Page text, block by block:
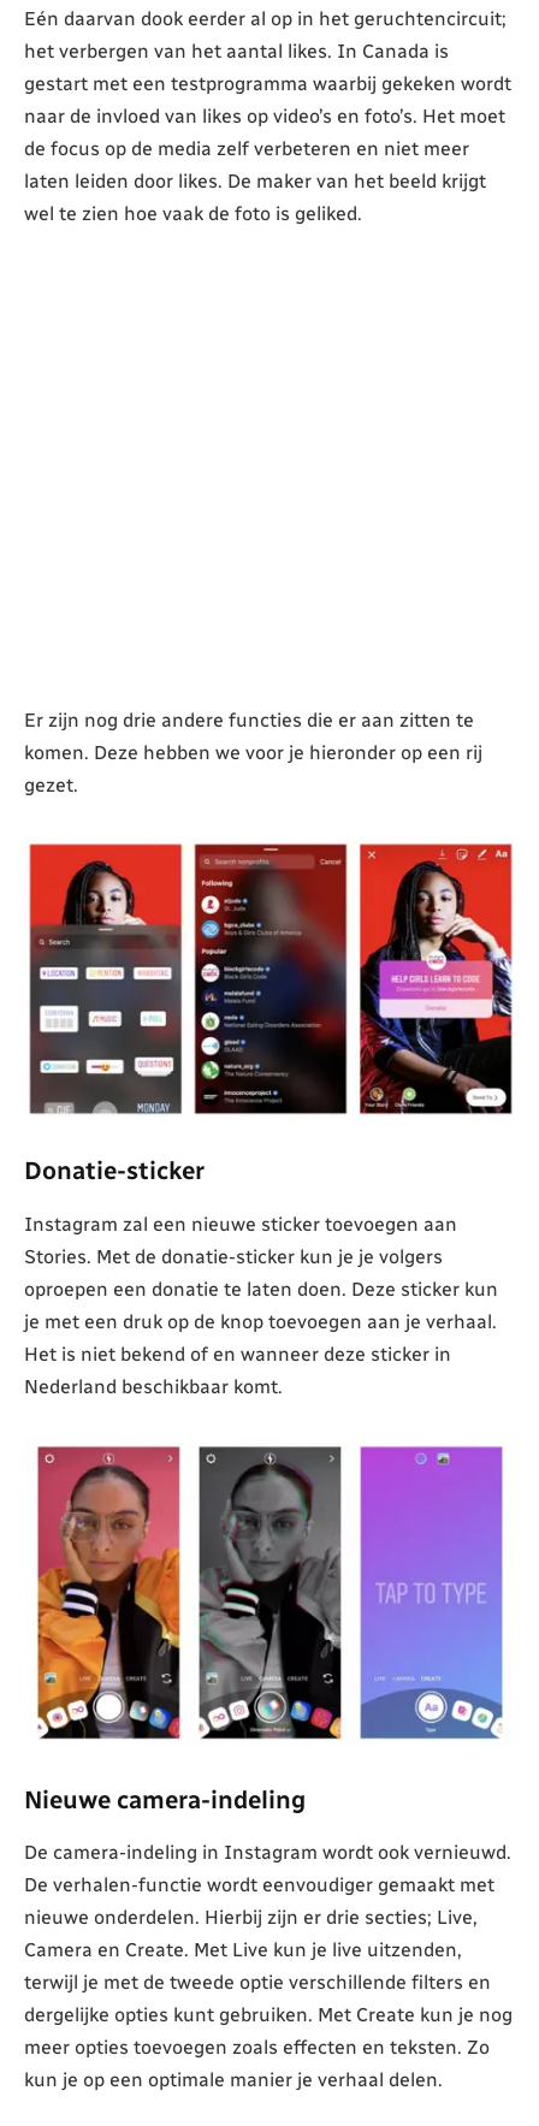
Eén daarvan dook eerder al op in het geruchtencircuit;
het verbergen van het aantal likes. In Canada is
gestart met een testprogramma waarbij gekeken wordt
naar de invloed van likes op video’s en foto’s. Het moet
de focus op de media zelf verbeteren en niet meer
laten leiden door likes. De maker van het beeld krijgt
wel te zien hoe vaak de foto is geliked.
Er zijn nog drie andere functies die er aan zitten te
komen. Deze hebben we voor je hieronder op een rij
gezet.
Donatie-sticker
Instagram zal een nieuwe sticker toevoegen aan
Stories. Met de donatie-sticker kun je je volgers
oproepen een donatie te laten doen. Deze sticker kun
je met een druk op de knop toevoegen aan je verhaal.
Het is niet bekend of en wanneer deze sticker in
Nederland beschikbaar komt.
Nieuwe camera-indeling
De camera-indeling in Instagram wordt ook vernieuwd.
De verhalen-functie wordt eenvoudiger gemaakt met
nieuwe onderdelen. Hierbij zijn er drie secties; Live,
Camera en Create. Met Live kun je live uitzenden,
terwijl je met de tweede optie verschillende filters en
dergelijke opties kunt gebruiken. Met Create kun je nog
meer opties toevoegen zoals effecten en teksten. Zo
kun je op een optimale manier je verhaal delen.